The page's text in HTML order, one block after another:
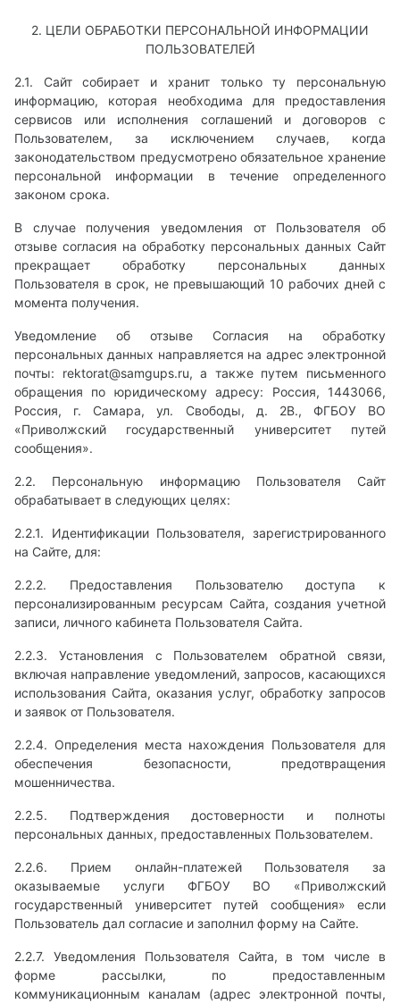
2. ЦЕЛИ ОБРАБОТКИ ПЕРСОНАЛЬНОЙ ИНФОРМАЦИИ
ПОЛЬЗОВАТЕЛЕЙ
2.1. Сайт собирает и хранит только ту персональную
информацию, которая необходима для предоставления
сервисов или исполнения соглашений и договоров с
Пользователем, за исключением случаев, когда
законодательством предусмотрено обязательное хранение
персональной информации в течение определенного
законом срока.
В случае получения уведомления от Пользователя об
отзыве согласия на обработку персональных данных Сайт
прекращает обработку персональных данных
Пользователя в срок, не превышающий 10 рабочих дней с
момента получения.
Уведомление об отзыве Согласия на обработку
персональных данных направляется на адрес электронной
почты: rektorat@samgups.ru, а также путем письменного
обращения по юридическому адресу: Россия, 1443066,
Россия, г. Самара, ул. Свободы, д. 2В., ФГБОУ ВО
«Приволжский государственный университет путей
сообщения».
2.2. Персональную информацию Пользователя Сайт
обрабатывает в следующих целях:
2.2.1. Идентификации Пользователя, зарегистрированного
на Сайте, для:
2.2.2. Предоставления Пользователю доступа к
персонализированным ресурсам Сайта, создания учетной
записи, личного кабинета Пользователя Сайта.
2.2.3. Установления с Пользователем обратной связи,
включая направление уведомлений, запросов, касающихся
использования Сайта, оказания услуг, обработку запросов
и заявок от Пользователя.
2.2.4. Определения места нахождения Пользователя для
обеспечения безопасности, предотвращения
мошенничества.
2.2.5. Подтверждения достоверности и полноты
персональных данных, предоставленных Пользователем.
2.2.6. Прием онлайн-платежей Пользователя за
оказываемые услуги ФГБОУ ВО «Приволжский
государственный университет путей сообщения» если
Пользователь дал согласие и заполнил форму на Сайте.
2.2.7. Уведомления Пользователя Сайта, в том числе в
форме рассылки, по предоставленным
коммуникационным каналам (адрес электронной почты,